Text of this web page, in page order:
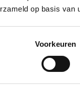
op basis van
Voorkeuren
theorie die snel